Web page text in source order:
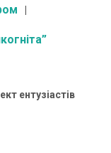
ентузіастів